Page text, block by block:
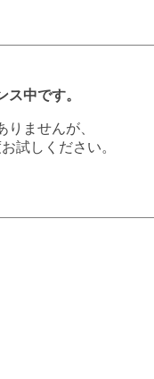
中です。
りませんが、
試しください。